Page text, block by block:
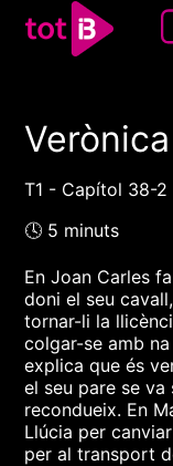
00:00
1x
T1 - Capítol 38-2
🕓 5 minuts
En Joan Carles
doni el seu
tornar-li la
colgar-se amb
explica que és
el seu pare se
recondueix. En
Llúcia per
per al transport